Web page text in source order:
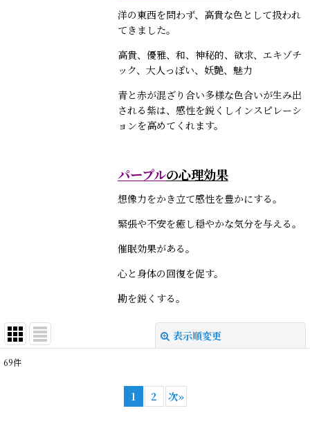
洋の東西を問わず、高貴な色として扱われ
てきました。
高貴、優雅、和、神秘的、欲求、エキゾチ
ック、大人っぽい、妖艶、魅力
青と赤が混ざり合い多様な色合いが生み出
される紫は、感性を鋭くしインスピレーシ
ョンを高めてくれます。
パープルの心理効果
想像力をかき立て感性を豊かにする。
緊張や不安を癒し穏やかな気分を与える。
催眠効果がある。
心と身体の回復を促す。
勘を鋭くする。
表示順変更
69件
1 2 次»